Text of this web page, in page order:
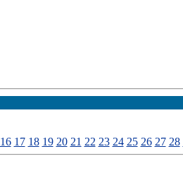
16 17 18 19 20 21 22 23 24 25 26 27 28